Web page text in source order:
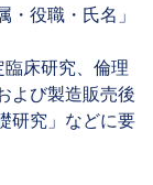
・役職・氏名」
床研究、倫理
よび製造販売後
研究」などに要